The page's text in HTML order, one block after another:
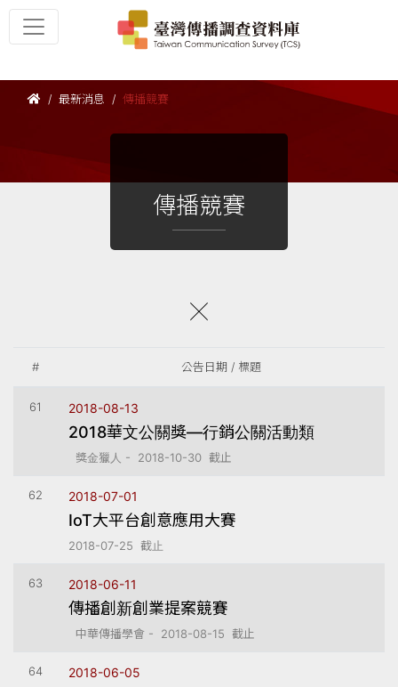
最新消息 傳播競賽
傳播競賽
# 公告日期 / 標題
61 2018-08-13
2018華文公關獎—行銷公關活動類
獎金獵人 - 2018-10-30 截止
62 2018-07-01
IoT大平台創意應用大賽
2018-07-25 截止
63 2018-06-11
傳播創新創業提案競賽
中華傳播學會 - 2018-08-15 截止
64 2018-06-05